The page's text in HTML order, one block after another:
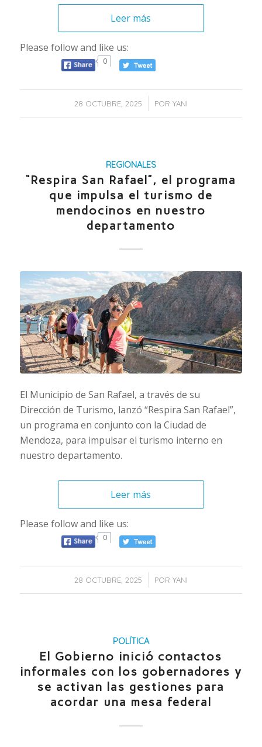
Leer más
Please follow and like us:
0
28 OCTUBRE, 2025
/ POR YANI
REGIONALES
“Respira San Rafael”, el programa
que impulsa el turismo de
mendocinos en nuestro
departamento
El Municipio de San Rafael, a través de su
Dirección de Turismo, lanzó “Respira San Rafael”,
un programa en conjunto con la Ciudad de
Mendoza, para impulsar el turismo interno en
nuestro departamento.
Leer más
Please follow and like us:
0
28 OCTUBRE, 2025
/ POR YANI
POLÍTICA
El Gobierno inició contactos
informales con los gobernadores y
se activan las gestiones para
acordar una mesa federal